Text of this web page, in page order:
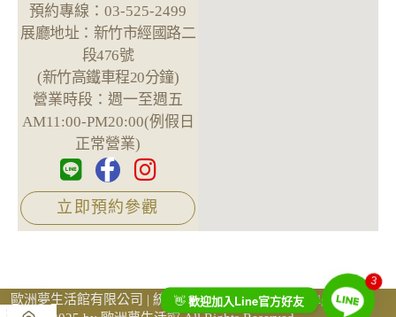
預約專線： 03-525-2499
展廳地址： 新竹市經國路二
段476號
(新竹高鐵車程20分鐘)
營業時段： 週一至週五
AM11:00-PM20:00(例假日
正常營業)
立即預約參觀
歐洲夢生活館有限公司 | 統一編號 69759605 ©Copyright
3
👋 歡迎加入 Line官方好友